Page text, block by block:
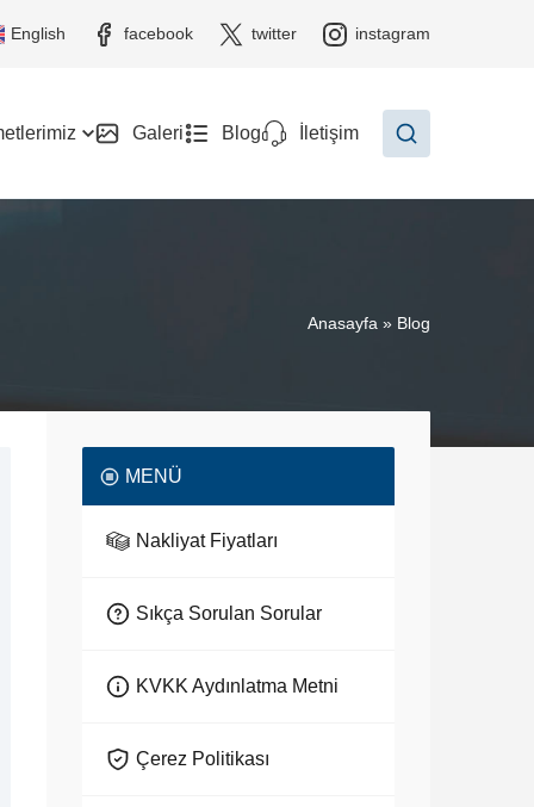
English facebook twitter instagram
Galeri Blog İletişim
Anasayfa » Blog
MENÜ
Nakliyat Fiyatları
Sıkça Sorulan Sorular
KVKK Aydınlatma Metni
Çerez Politikası